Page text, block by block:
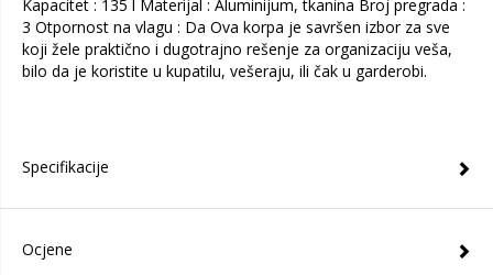
Kapacitet : 135 l Materijal : Aluminijum, tkanina Broj pregrada :
3 Otpornost na vlagu : Da Ova korpa je savršen izbor za sve
koji žele praktično i dugotrajno rešenje za organizaciju veša,
bilo da je koristite u kupatilu, vešeraju, ili čak u garderobi.
Specifikacije
Ocjene